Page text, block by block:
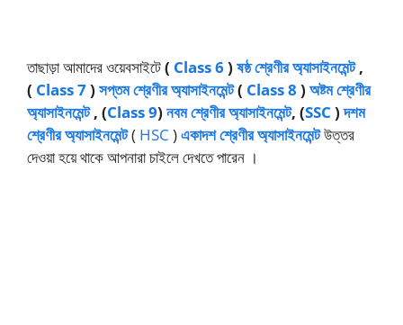
তাছাড়া আমাদের ওয়েবসাইটে( Class 6) ষষ্ঠ শ্রেণীর অ্যাসাইনমেন্ট,
( Class 7) সপ্তম শ্রেণীর অ্যাসাইনমেন্ট( Class 8 ) অষ্টম শ্রেণীর
অ্যাসাইনমেন্ট, (Class 9) নবম শ্রেণীর অ্যাসাইনমেন্ট, (SSC )দশম
শ্রেণীর অ্যাসাইনমেন্ট( HSC )একাদশ শ্রেণীর অ্যাসাইনমেন্টউত্তর
দেওয়া হয়ে থাকে আপনারা চাইলে দেখতে পারেন ।